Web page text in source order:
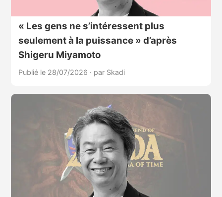
« Les gens ne s’intéressent plus
seulement à la puissance » d’après
Shigeru Miyamoto
Publié le 28/07/2026 · par Skadi